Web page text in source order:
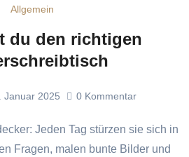
Allgemein
du den richtigen
Januar 2025 0 Kommentar
Fragen, malen bunte Bilder und